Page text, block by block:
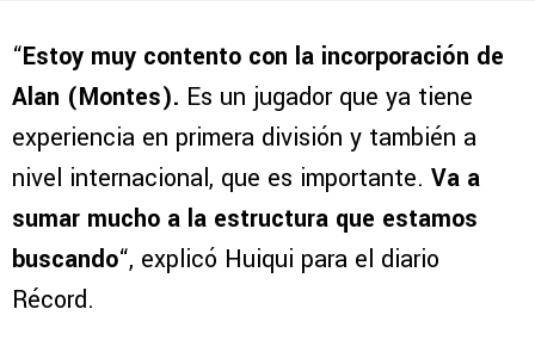
“Estoy muy contento con la incorporación de
Alan (Montes). Es un jugador que ya tiene
experiencia en primera división y también a
nivel internacional, que es importante. Va a
sumar mucho a la estructura que estamos
buscando“, explicó Huiqui para el diario
Récord.